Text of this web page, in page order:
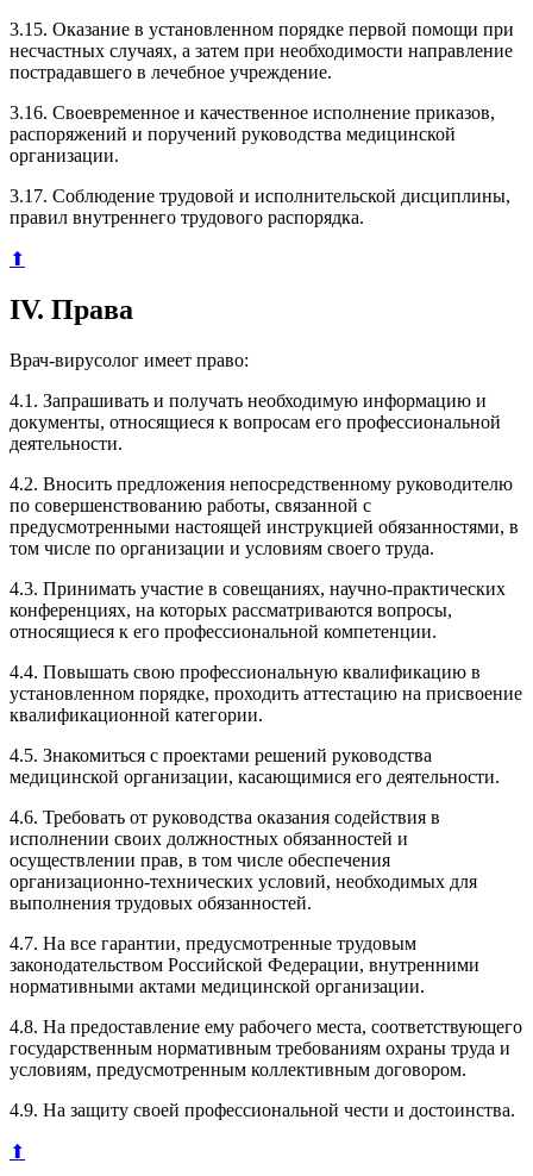
3.15. Оказание в установленном порядке первой помощи при
несчастных случаях, а затем при необходимости направление
пострадавшего в лечебное учреждение.
3.16. Своевременное и качественное исполнение приказов,
распоряжений и поручений руководства медицинской
организации.
3.17. Соблюдение трудовой и исполнительской дисциплины,
правил внутреннего трудового распорядка.
⬆
IV. Права
Врач-вирусолог имеет право:
4.1. Запрашивать и получать необходимую информацию и
документы, относящиеся к вопросам его профессиональной
деятельности.
4.2. Вносить предложения непосредственному руководителю
по совершенствованию работы, связанной с
предусмотренными настоящей инструкцией обязанностями, в
том числе по организации и условиям своего труда.
4.3. Принимать участие в совещаниях, научно-практических
конференциях, на которых рассматриваются вопросы,
относящиеся к его профессиональной компетенции.
4.4. Повышать свою профессиональную квалификацию в
установленном порядке, проходить аттестацию на присвоение
квалификационной категории.
4.5. Знакомиться с проектами решений руководства
медицинской организации, касающимися его деятельности.
4.6. Требовать от руководства оказания содействия в
исполнении своих должностных обязанностей и
осуществлении прав, в том числе обеспечения
организационно-технических условий, необходимых для
выполнения трудовых обязанностей.
4.7. На все гарантии, предусмотренные трудовым
законодательством Российской Федерации, внутренними
нормативными актами медицинской организации.
4.8. На предоставление ему рабочего места, соответствующего
государственным нормативным требованиям охраны труда и
условиям, предусмотренным коллективным договором.
4.9. На защиту своей профессиональной чести и достоинства.
⬆